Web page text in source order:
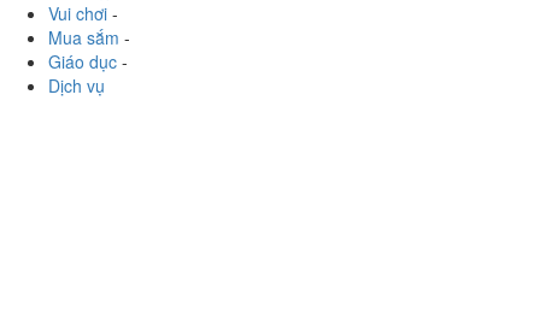
Vui chơi -
Mua sắm -
Giáo dục -
Dịch vụ